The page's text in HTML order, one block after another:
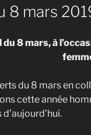
8 mars
8 mars, à
du 8 mars en
cette année